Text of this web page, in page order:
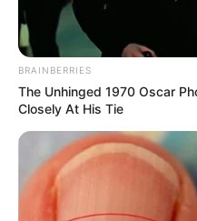
BRAINBERRIES
The Unhinged 1970 Oscar
Closely At His Tie